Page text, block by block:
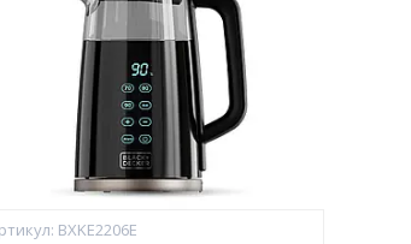
BXKE2206E